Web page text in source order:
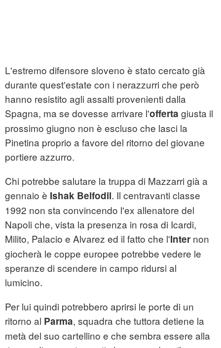
L'estremo difensore sloveno è stato cercato già
durante quest'estate con i nerazzurri che però
hanno resistito agli assalti provenienti dalla
Spagna, ma se dovesse arrivare l'offerta giusta il
prossimo giugno non è escluso che lasci la
Pinetina proprio a favore del ritorno del giovane
portiere azzurro.
Chi potrebbe salutare la truppa di Mazzarri già a
gennaio è Ishak Belfodil. Il centravanti classe
1992 non sta convincendo l'ex allenatore del
Napoli che, vista la presenza in rosa di Icardi,
Milito, Palacio e Alvarez ed il fatto che l'Inter non
giocherà le coppe europee potrebbe vedere le
speranze di scendere in campo ridursi al
lumicino.
Per lui quindi potrebbero aprirsi le porte di un
ritorno al Parma, squadra che tuttora detiene la
metà del suo cartellino e che sembra essere alla